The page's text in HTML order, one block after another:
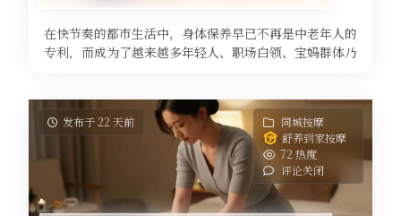
在快节奏的都市生活中，身体保养早已不再是中老年人的
专利，而成为了越来越多年轻人、职场白领、宝妈群体乃
发布于 22 天前
同城按摩
舒养到家按摩
72 热度
评论关闭